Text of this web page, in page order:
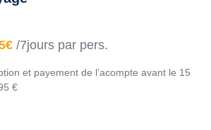
/7jours par pers.
et payement de l’acompte avant le 15
€